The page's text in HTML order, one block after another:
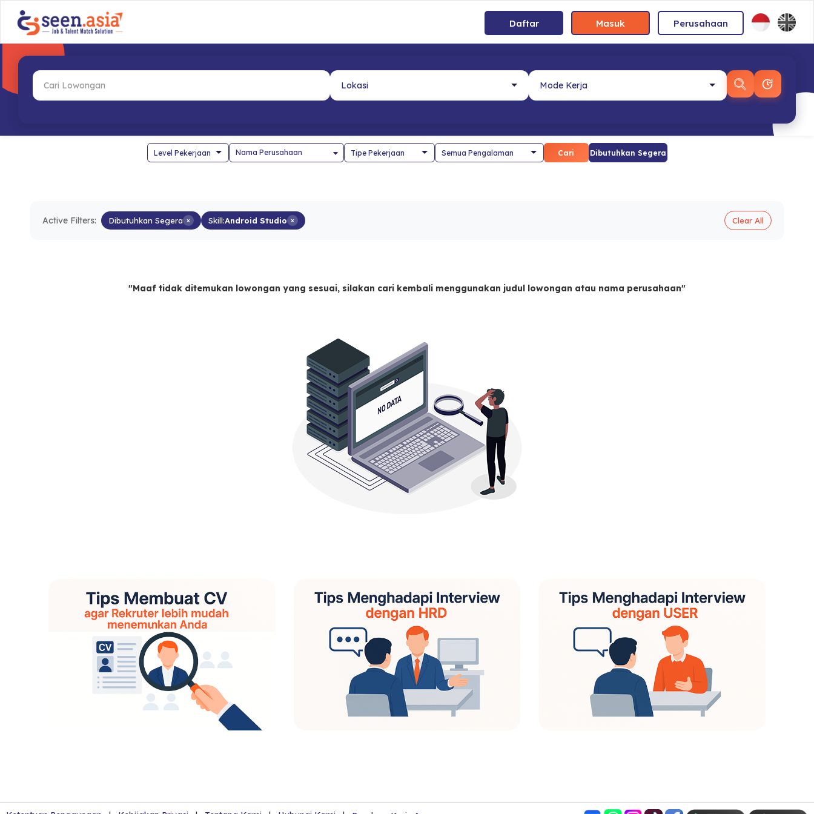
Daftar Masuk Perusahaan
Nama Perusahaan Cari Dibutuhkan Segera
Active Filters: Dibutuhkan Segera × Skill:Android Studio × Clear All
"Maaf tidak ditemukan lowongan yang sesuai, silakan cari kembali menggunakan judul lowongan atau nama perusahaan"